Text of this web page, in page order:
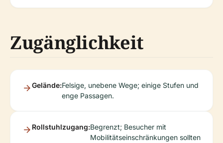
Zugänglichkeit
Gelände:Felsige, unebene Wege; einige Stufen und
enge Passagen.
Rollstuhlzugang:Begrenzt; Besucher mit
Mobilitätseinschränkungen sollten